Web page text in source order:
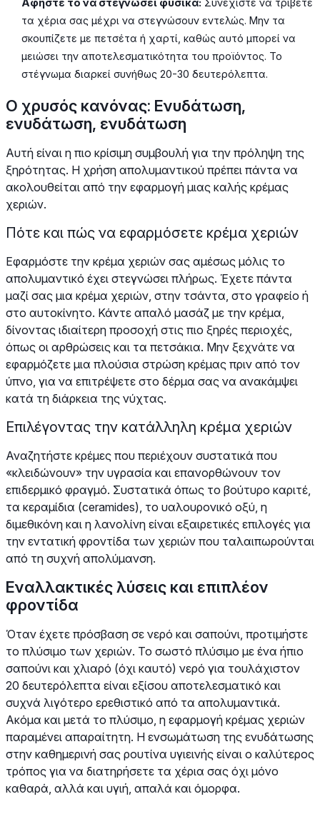
τα χέρια σας μέχρι να στεγνώσουν εντελώς. Μην τα
σκουπίζετε με πετσέτα ή χαρτί, καθώς αυτό μπορεί να
μειώσει την αποτελεσματικότητα του προϊόντος. Το
στέγνωμα διαρκεί συνήθως 20-30 δευτερόλεπτα.
Ο χρυσός κανόνας: Ενυδάτωση,
ενυδάτωση, ενυδάτωση
Αυτή είναι η πιο κρίσιμη συμβουλή για την πρόληψη της
ξηρότητας. Η χρήση απολυμαντικού πρέπει πάντα να
ακολουθείται από την εφαρμογή μιας καλής κρέμας
χεριών.
Πότε και πώς να εφαρμόσετε κρέμα χεριών
Εφαρμόστε την κρέμα χεριών σας αμέσως μόλις το
απολυμαντικό έχει στεγνώσει πλήρως. Έχετε πάντα
μαζί σας μια κρέμα χεριών, στην τσάντα, στο γραφείο ή
στο αυτοκίνητο. Κάντε απαλό μασάζ με την κρέμα,
δίνοντας ιδιαίτερη προσοχή στις πιο ξηρές περιοχές,
όπως οι αρθρώσεις και τα πετσάκια. Μην ξεχνάτε να
εφαρμόζετε μια πλούσια στρώση κρέμας πριν από τον
ύπνο, για να επιτρέψετε στο δέρμα σας να ανακάμψει
κατά τη διάρκεια της νύχτας.
Επιλέγοντας την κατάλληλη κρέμα χεριών
Αναζητήστε κρέμες που περιέχουν συστατικά που
«κλειδώνουν» την υγρασία και επανορθώνουν τον
επιδερμικό φραγμό. Συστατικά όπως το βούτυρο καριτέ,
τα κεραμίδια (ceramides), το υαλουρονικό οξύ, η
διμεθικόνη και η λανολίνη είναι εξαιρετικές επιλογές για
την εντατική φροντίδα των χεριών που ταλαιπωρούνται
από τη συχνή απολύμανση.
Εναλλακτικές λύσεις και επιπλέον
φροντίδα
Όταν έχετε πρόσβαση σε νερό και σαπούνι, προτιμήστε
το πλύσιμο των χεριών. Το σωστό πλύσιμο με ένα ήπιο
σαπούνι και χλιαρό (όχι καυτό) νερό για τουλάχιστον
20 δευτερόλεπτα είναι εξίσου αποτελεσματικό και
συχνά λιγότερο ερεθιστικό από τα απολυμαντικά.
Ακόμα και μετά το πλύσιμο, η εφαρμογή κρέμας χεριών
παραμένει απαραίτητη. Η ενσωμάτωση της ενυδάτωσης
στην καθημερινή σας ρουτίνα υγιεινής είναι ο καλύτερος
τρόπος για να διατηρήσετε τα χέρια σας όχι μόνο
καθαρά, αλλά και υγιή, απαλά και όμορφα.